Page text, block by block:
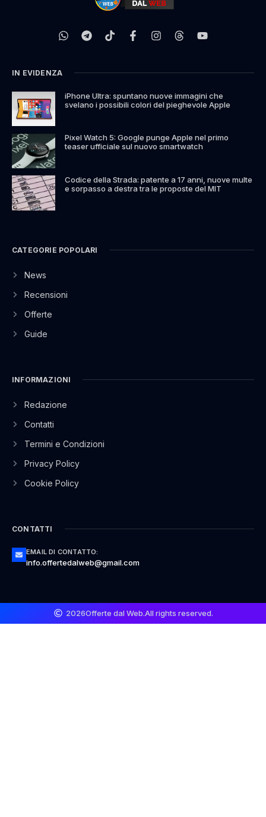
IN EVIDENZA
iPhone Ultra: spuntano nuove immagini che
svelano i possibili colori del pieghevole Apple
Pixel Watch 5: Google punge Apple nel primo
teaser ufficiale sul nuovo smartwatch
Codice della Strada: patente a 17 anni, nuove multe
e sorpasso a destra tra le proposte del MIT
CATEGORIE POPOLARI
News
Recensioni
Offerte
Guide
INFORMAZIONI
Redazione
Contatti
Termini e Condizioni
Privacy Policy
Cookie Policy
CONTATTI
EMAIL DI CONTATTO:
info.offertedalweb@gmail.com
2026Offerte dal Web.All rights reserved.